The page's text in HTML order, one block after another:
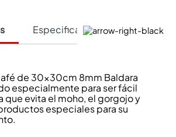
Especificaciones Técnicas
de 30x30cm 8mm Baldara
especialmente para ser fácil
que evita el moho, el gorgojo y
especiales para su